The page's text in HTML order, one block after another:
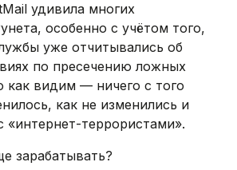
удивила многих
особенно с учётом того,
уже отчитывались об
по пресечению ложных
как видим — ничего с того
как не изменились и
террористами».
зарабатывать?